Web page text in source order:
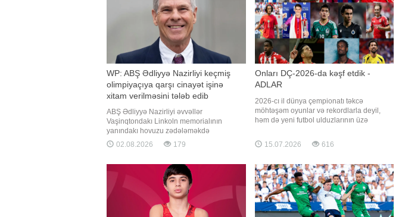
WP: ABŞ Ədliyyə Nazirliyi keçmiş
olimpiyaçıya qarşı cinayət işinə
xitam verilməsini tələb edib
ABŞ Ədliyyə Nazirliyi əvvəllər
Vaşinqtondakı Linkoln memorialının
yanındakı hovuzu zədələməkdə
təqsirləndirilən keçmiş olimpiyaçı Devid
Hernə qarşı cinayət işinə xitam verilməsini
ABŞ Ədliyyə Nazirliyinin sənədlərinə
istinadən "The Washingto
02.08.2026 179
Onları DÇ-2026-da kəşf etdik -
ADLAR
2026-cı il dünya çempionatı təkcə
möhtəşəm oyunlar və rekordlarla deyil,
həm də yeni futbol ulduzlarının üzə
gözlənilməz performans sərgiləyən bir sıra
futbolçular həm komandalarının uğurunda
klublarının diqqət mərkəzinə düşdü
15.07.2026 616